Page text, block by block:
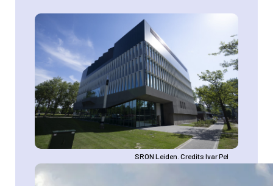
Afbeelding
SRON Leiden. Credits Ivar Pel
Afbeelding